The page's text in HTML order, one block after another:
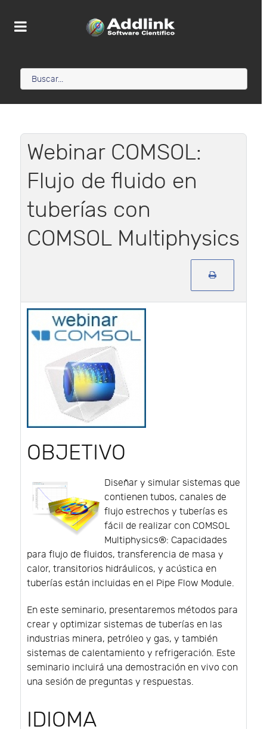
Webinar COMSOL:
Flujo de fluido en
tuberías con
COMSOL Multiphysics
OBJETIVO
Diseñar y simular sistemas que
contienen tubos, canales de
flujo estrechos y tuberías es
fácil de realizar con COMSOL
Multiphysics®: Capacidades
para flujo de fluidos, transferencia de masa y
calor, transitorios hidráulicos, y acústica en
tuberías están incluidas en el Pipe Flow Module.
En este seminario, presentaremos métodos para
crear y optimizar sistemas de tuberías en las
industrias minera, petróleo y gas, y también
sistemas de calentamiento y refrigeración. Este
seminario incluirá una demostración en vivo con
una sesión de preguntas y respuestas.
IDIOMA